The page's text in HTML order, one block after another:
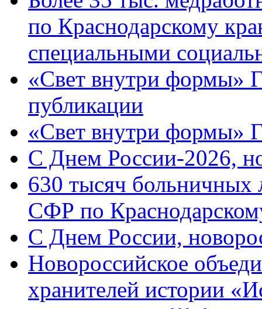
по Краснодарскому
специальными
«Свет внутри формы»
публикации
«Свет внутри формы»
C Днем России-2026,
630 тысяч больничных
СФР по
C Днем России,
Новороссийское
хранителей истории